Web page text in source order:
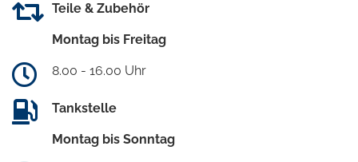
Teile & Zubehör
Montag bis Freitag
8.00 - 16.00 Uhr
Tankstelle
Montag bis Sonntag